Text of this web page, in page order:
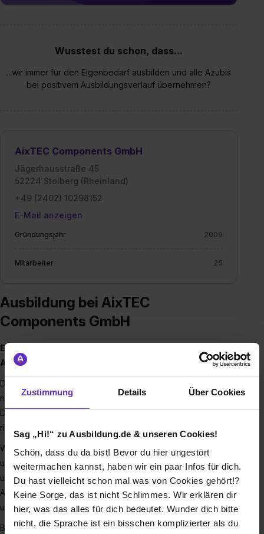
Zustimmung Details Über Cookies
Sag „Hi!“ zu Ausbildung.de & unseren Cookies!
Schön, dass du da bist! Bevor du hier ungestört
weitermachen kannst, haben wir ein paar Infos für dich.
Du hast vielleicht schon mal was von Cookies gehört!?
Keine Sorge, das ist nicht Schlimmes. Wir erklären dir
hier, was das alles für dich bedeutet. Wunder dich bitte
nicht, die Sprache ist ein bisschen komplizierter als du
Wusstest du schon, dass...
...wir immer für den Eigenbedarf ausbilden und alle Azubis
bei positivem Ausbildungsverlauf übernehmen?
AixTEC Components GmbH
Jägerhausstraße 45
52224 Stolberg (Rheinland)
+49 (2402) 10298152
E-Mail anzeigen
Gründungsjahr 2009
Mitarbeiter 25
Ausbildung bei AixTEC
Components GmbH
Elektronik, Qualität, Zukunft – Ausbildung bei der
AixTEC Components GmbH
Du hast Lust auf einen Ausbildungsplatz, bei dem du nicht
nur „mitläufst“, sondern wirklich etwas bewegen kannst?
Dann bist du bei der AixTEC Components GmbH genau
richtig.
Wir sind ein mittelständisches Unternehmen mit Sitz Stolberg
und spezialisiert auf den Handel mit elektronischen Bauteilen
und Halbleitern. Unsere Bauteile stecken später unter
Anderem in medizinischen Geräten, Autos, Haushaltsgeräten
und technischen Anlagen – kurz: in der Technik von morgen.
Bei uns arbeitest duauf Augenhöhe, lernst verschiedene